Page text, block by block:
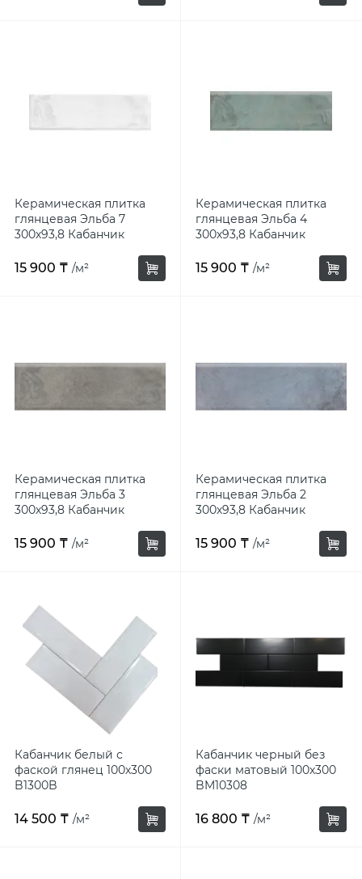
Керамическая плитка
глянцевая Эльба 7
300х93,8 Кабанчик
15 900 ₸ /м²
Керамическая плитка
глянцевая Эльба 4
300х93,8 Кабанчик
15 900 ₸ /м²
Керамическая плитка
глянцевая Эльба 3
300х93,8 Кабанчик
15 900 ₸ /м²
Керамическая плитка
глянцевая Эльба 2
300х93,8 Кабанчик
15 900 ₸ /м²
Кабанчик белый с
фаской глянец 100х300
B1300B
14 500 ₸ /м²
Кабанчик черный без
фаски матовый 100х300
BM10308
16 800 ₸ /м²